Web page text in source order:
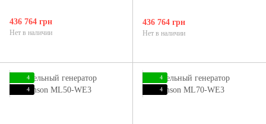
436 764 грн
Нет в наличии
436 764 грн
Нет в наличии
4
4
4
4